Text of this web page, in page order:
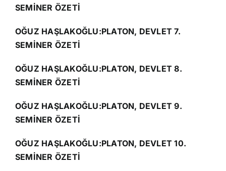
SEMİNER ÖZETİ
OĞUZ HAŞLAKOĞLU:PLATON, DEVLET 7.
SEMİNER ÖZETİ
OĞUZ HAŞLAKOĞLU:PLATON, DEVLET 8.
SEMİNER ÖZETİ
OĞUZ HAŞLAKOĞLU:PLATON, DEVLET 9.
SEMİNER ÖZETİ
OĞUZ HAŞLAKOĞLU:PLATON, DEVLET 10.
SEMİNER ÖZETİ